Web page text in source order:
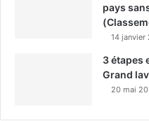
pays
14 janvier
3 étapes
Grand
20 mai